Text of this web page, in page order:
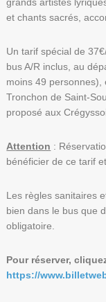
et chants sacrés,
Un tarif spécial de
bus A/R inclus, au
moins 49 personnes),
Tronchon de Saint-
proposé aux
Attention :
bénéficier de ce tarif
Les règles sanitaires
bien dans le bus que
obligatoire.
Pour réserver,
https://